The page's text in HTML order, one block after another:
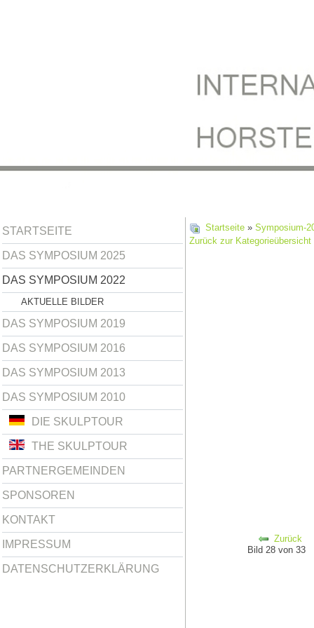
STARTSEITE
DAS SYMPOSIUM 2025
DAS SYMPOSIUM 2022
AKTUELLE BILDER
DAS SYMPOSIUM 2019
DAS SYMPOSIUM 2016
DAS SYMPOSIUM 2013
DAS SYMPOSIUM 2010
DIE SKULPTOUR
THE SKULPTOUR
PARTNERGEMEINDEN
SPONSOREN
KONTAKT
IMPRESSUM
DATENSCHUTZERKLÄRUNG
Startseite » Symposium-
Zurück zur Kategorieübersicht
Zurück
Bild 28 von 33